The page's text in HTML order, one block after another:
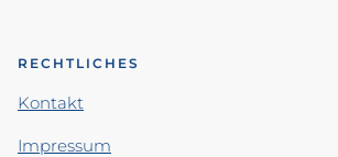
RECHTLICHES
Kontakt
Impressum